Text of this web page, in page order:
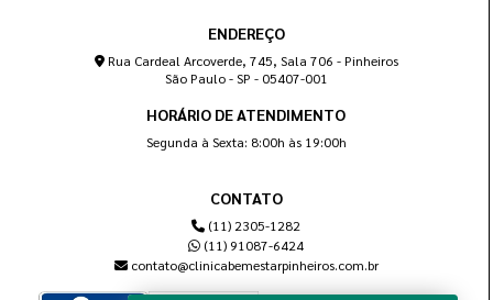
ENDEREÇO
Rua Cardeal Arcoverde, 745, Sala 706 - Pinheiros
São Paulo - SP - 05407-001
HORÁRIO DE ATENDIMENTO
Segunda à Sexta: 8:00h às 19:00h
CONTATO
(11) 2305-1282
(11) 91087-6424
contato@clinicabemestarpinheiros.com.br